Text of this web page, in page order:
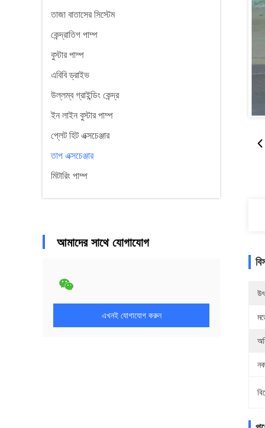
তাজা বাতাসের সিস্টেম
কেন্দ্রাতিগ পাম্প
বুস্টার পাম্প
এবিবি ড্রাইভ
উল্লম্ব গ্রাইন্ডিং কেন্দ্র
ইন লাইন বুস্টার পাম্প
প্লেট হিট এক্সচেঞ্জার
তাপ এক্সচেঞ্জার
মিটারিং পাম্প
আমাদের সাথে যোগাযোগ
এখনই যোগাযোগ করুন